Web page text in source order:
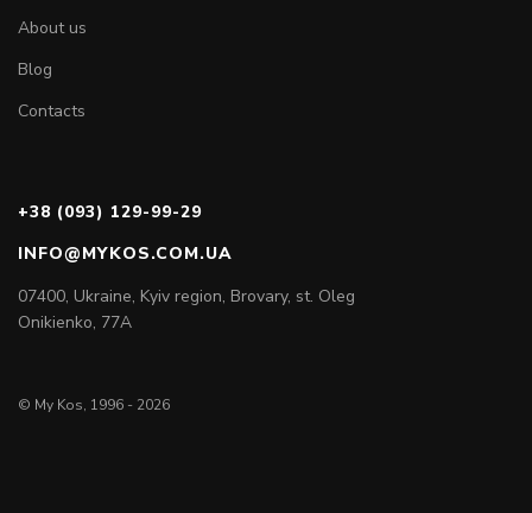
About us
Blog
Contacts
+38 (093) 129-99-29
INFO@MYKOS.COM.UA
07400, Ukraine, Kyiv region, Brovary, st. Oleg
Onikienko, 77A
© My Kos, 1996 - 2026